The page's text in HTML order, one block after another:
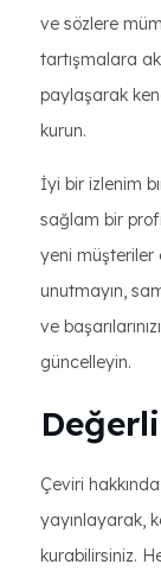
ve sözlere
tartışmalara
paylaşarak
kurun.
İyi bir izlenim
sağlam bir
yeni müşteriler
unutmayın,
ve
güncelleyin.
Çeviri
yayınlayarak,
kurabilirsiniz.